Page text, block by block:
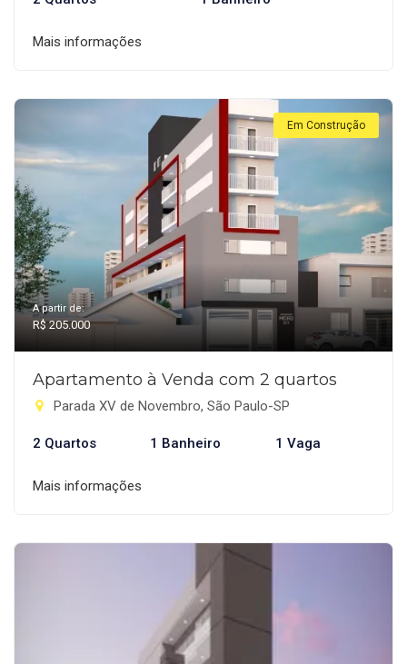
Mais informações
Em Construção
A partir de:
R$ 205.000
Apartamento à Venda com 2 quartos
Parada XV de Novembro, São Paulo-SP
2 Quartos 1 Banheiro 1 Vaga
Mais informações